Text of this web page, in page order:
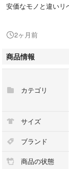
安価なモノと違いリ
ヴィンテージ風な
自身の相棒となるよ
また参考画像にも
な為、どんなものに
重ね付けしている
い。
#chaa☆ブレスレット
同時購入の場合、心
2ヶ月前
商品情報
カテゴリ
サイズ
ブランド
商品の状態